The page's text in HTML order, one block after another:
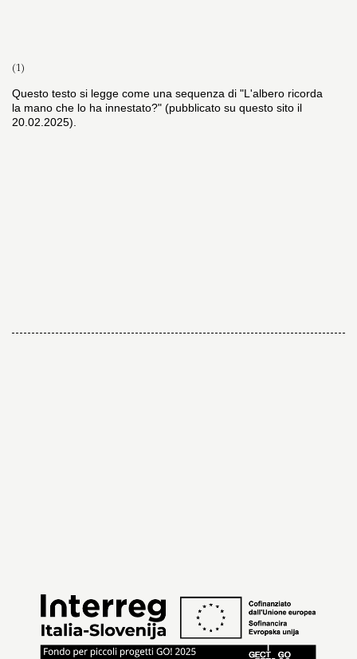
(1)
Questo testo si legge come una sequenza di "L'albero ricorda
la mano che lo ha innestato?" (pubblicato su questo sito il
20.02.2025).